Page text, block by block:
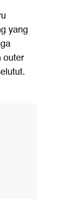
yang
outer